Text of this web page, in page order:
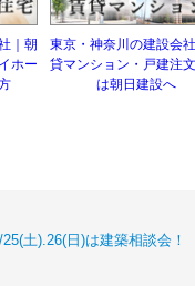
｜朝
ホー
東京・神奈川の建設会
貸マンション・戸建注
は朝日建設へ
土).26(日)は建築相談会！